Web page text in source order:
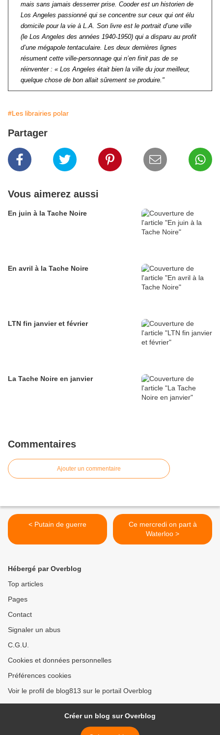
mais sans jamais desserrer prise. Cooder est un historien de
Los Angeles passionné qui se concentre sur ceux qui ont élu
domicile pour la vie à L.A. Son livre est le portrait d’une ville
(le Los Angeles des années 1940-1950) qui a disparu au profit
d’une mégapole tentaculaire. Les deux dernières lignes
résument cette ville-personnage qui n’en finit pas de se
réinventer : « Los Angeles était bien la ville du jour meilleur,
quelque chose de bon allait sûrement se produire."
#Les librairies polar
Partager
Vous aimerez aussi
En juin à la Tache Noire
En avril à la Tache Noire
LTN fin janvier et février
La Tache Noire en janvier
Commentaires
Ajouter un commentaire
< Putain de guerre
Ce mercredi on part à
Waterloo >
Hébergé par Overblog
Top articles
Pages
Contact
Signaler un abus
C.G.U.
Cookies et données personnelles
Préférences cookies
Voir le profil de blog813 sur le portail Overblog
Créer un blog sur Overblog